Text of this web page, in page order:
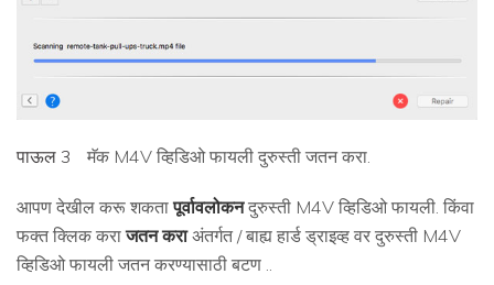
पाऊल 3 मॅक M4V व्हिडिओ फायली दुरुस्ती जतन करा.
आपण देखील करू शकतापूर्वावलोकनदुरुस्ती M4V व्हिडिओ फायली. किंवा
फक्त क्लिक कराजतन कराअंतर्गत / बाह्य हार्ड ड्राइव्ह वर दुरुस्ती M4V
व्हिडिओ फायली जतन करण्यासाठी बटण ..